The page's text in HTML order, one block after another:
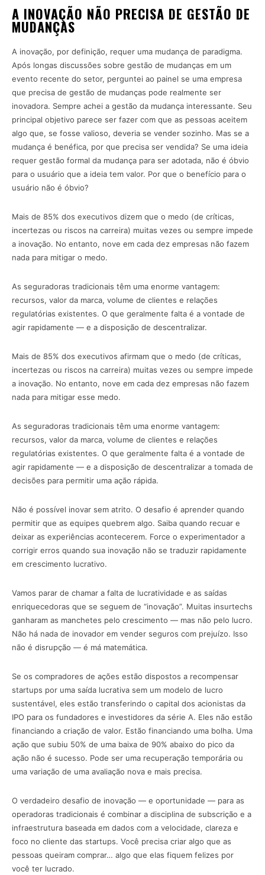
A INOVAÇÃO NÃO PRECISA DE GESTÃO DE
MUDANÇAS
A inovação, por definição, requer uma mudança de paradigma.
Após longas discussões sobre gestão de mudanças em um
evento recente do setor, perguntei ao painel se uma empresa
que precisa de gestão de mudanças pode realmente ser
inovadora. Sempre achei a gestão da mudança interessante. Seu
principal objetivo parece ser fazer com que as pessoas aceitem
algo que, se fosse valioso, deveria se vender sozinho. Mas se a
mudança é benéfica, por que precisa ser vendida? Se uma ideia
requer gestão formal da mudança para ser adotada, não é óbvio
para o usuário que a ideia tem valor. Por que o benefício para o
usuário não é óbvio?
Mais de 85% dos executivos dizem que o medo (de críticas,
incertezas ou riscos na carreira) muitas vezes ou sempre impede
a inovação. No entanto, nove em cada dez empresas não fazem
nada para mitigar o medo.
As seguradoras tradicionais têm uma enorme vantagem:
recursos, valor da marca, volume de clientes e relações
regulatórias existentes. O que geralmente falta é a vontade de
agir rapidamente — e a disposição de descentralizar.
Mais de 85% dos executivos afirmam que o medo (de críticas,
incertezas ou riscos na carreira) muitas vezes ou sempre impede
a inovação. No entanto, nove em cada dez empresas não fazem
nada para mitigar esse medo.
As seguradoras tradicionais têm uma enorme vantagem:
recursos, valor da marca, volume de clientes e relações
regulatórias existentes. O que geralmente falta é a vontade de
agir rapidamente — e a disposição de descentralizar a tomada de
decisões para permitir uma ação rápida.
Não é possível inovar sem atrito. O desafio é aprender quando
permitir que as equipes quebrem algo. Saiba quando recuar e
deixar as experiências acontecerem. Force o experimentador a
corrigir erros quando sua inovação não se traduzir rapidamente
em crescimento lucrativo.
Vamos parar de chamar a falta de lucratividade e as saídas
enriquecedoras que se seguem de “inovação”. Muitas insurtechs
ganharam as manchetes pelo crescimento — mas não pelo lucro.
Não há nada de inovador em vender seguros com prejuízo. Isso
não é disrupção — é má matemática.
Se os compradores de ações estão dispostos a recompensar
startups por uma saída lucrativa sem um modelo de lucro
sustentável, eles estão transferindo o capital dos acionistas da
IPO para os fundadores e investidores da série A. Eles não estão
financiando a criação de valor. Estão financiando uma bolha. Uma
ação que subiu 50% de uma baixa de 90% abaixo do pico da
ação não é sucesso. Pode ser uma recuperação temporária ou
uma variação de uma avaliação nova e mais precisa.
O verdadeiro desafio de inovação — e oportunidade — para as
operadoras tradicionais é combinar a disciplina de subscrição e a
infraestrutura baseada em dados com a velocidade, clareza e
foco no cliente das startups. Você precisa criar algo que as
pessoas queiram comprar… algo que elas fiquem felizes por
você ter lucrado.